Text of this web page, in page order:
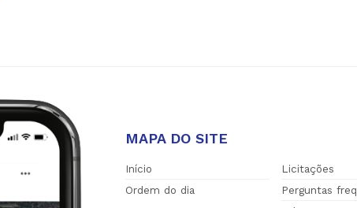
MAPA DO SITE
Início
Ordem do dia
Licitações
Perguntas